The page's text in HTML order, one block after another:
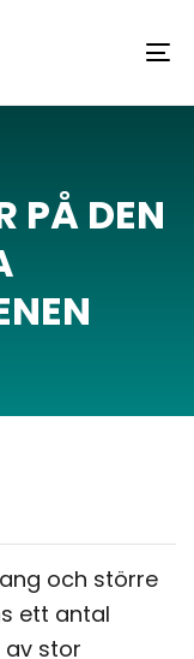
PÅ DEN
och större
ett antal
stor